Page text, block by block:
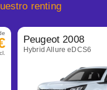
renting
Peugeot 2008
Hybrid Allure eDCS6